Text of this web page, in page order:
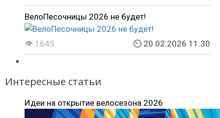
ВелоПесочницы 2026 не будет!
👁 1645 ⏲ 20.02.2026 11:30
Интересные статьи
Идеи на открытие велосезона 2026